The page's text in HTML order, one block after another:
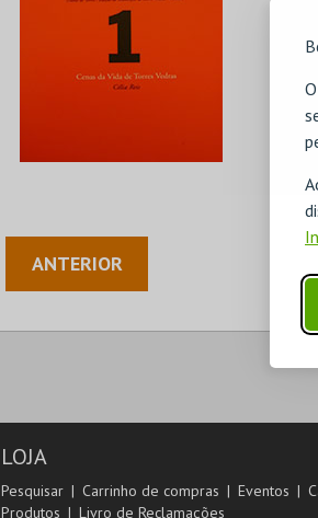
ANTERIOR
LOJA
Pesquisar Carrinho de compras Eventos
Produtos
Livro de Reclamações